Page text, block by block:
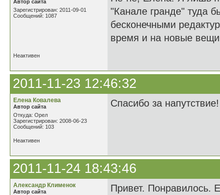
Автор сайта
Зарегистрирован: 2011-09-01
Сообщений: 1087
"Канале гранде" туда
бесконечными
время и на новые
Неактивен
2011-11-23 12:46:32
Елена Ковалева
Автор сайта
Откуда: Орел
Зарегистрирован: 2008-06-23
Сообщений: 103
Спасибо за
Неактивен
2011-11-24 18:43:46
Александр Клименок
Автор сайта
Привет. Понравилось.